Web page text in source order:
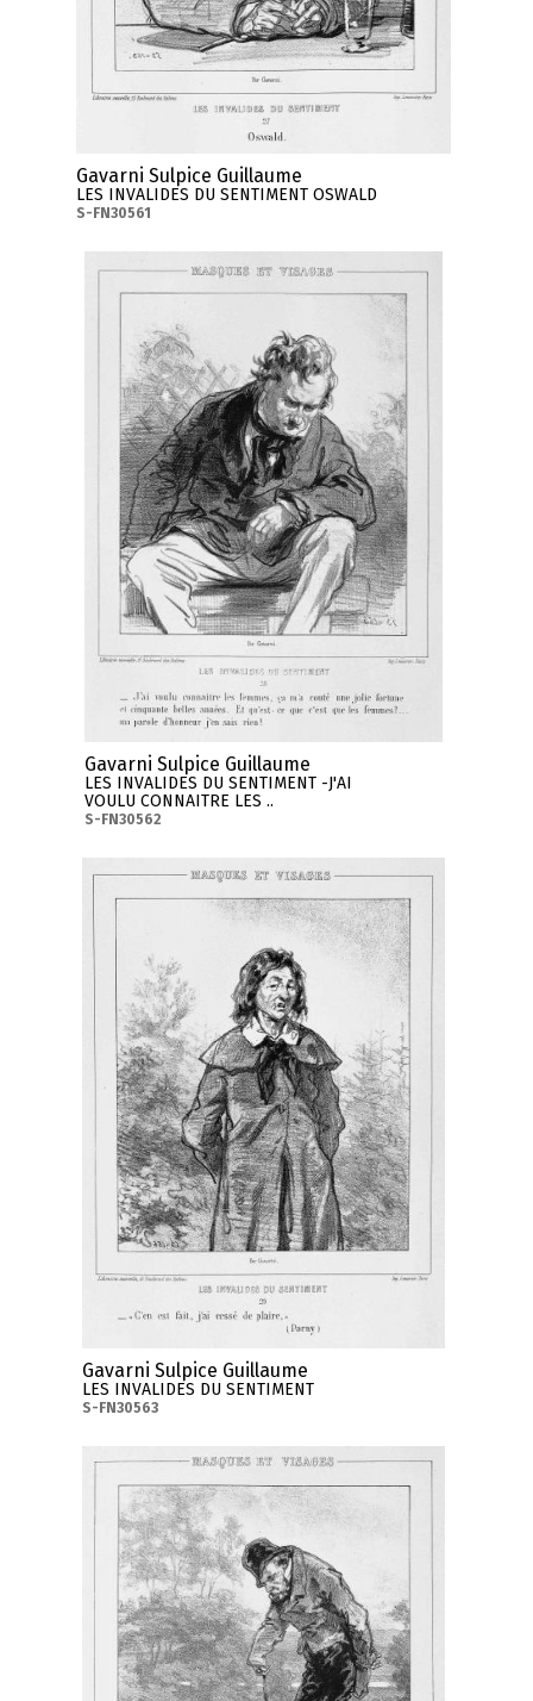
Gavarni Sulpice Guillaume
LES INVALIDES DU SENTIMENT OSWALD
S-FN30561
Gavarni Sulpice Guillaume
LES INVALIDES DU SENTIMENT -J'AI
VOULU CONNAITRE LES ..
S-FN30562
Gavarni Sulpice Guillaume
LES INVALIDES DU SENTIMENT
S-FN30563